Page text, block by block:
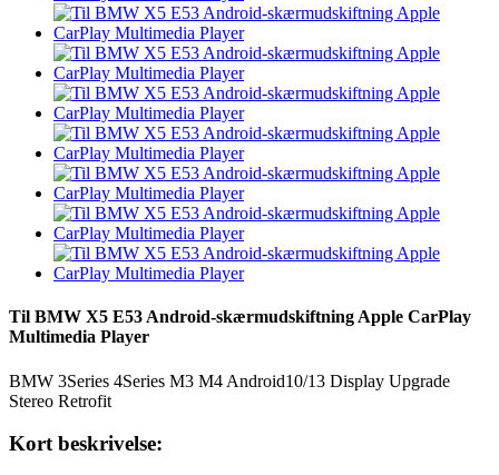
Til BMW X5 E53 Android-skærmudskiftning Apple CarPlay
Multimedia Player
BMW 3Series 4Series M3 M4 Android10/13 Display Upgrade
Stereo Retrofit
Kort beskrivelse: